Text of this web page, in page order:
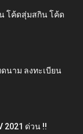
โค้ดสุ่มสกิน โค้ด
ดนาม ลงทะเบียน
2021 ด่วน !!